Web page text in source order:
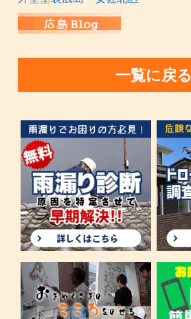
一覧に戻る